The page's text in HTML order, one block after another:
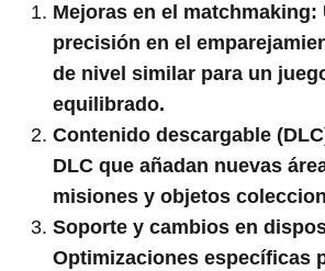
Mejoras en el matchmaking:
precisión en el
de nivel similar para un
equilibrado.
Contenido descargable
DLC que añadan nuevas
misiones y objetos
Soporte y cambios en
Optimizaciones específicas